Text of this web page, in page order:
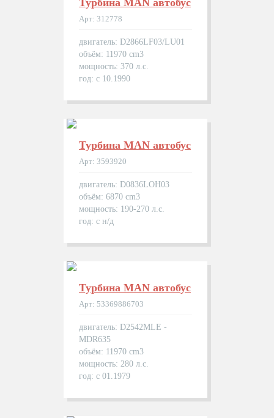
Турбина MAN автобуc
Арт: 312778
двигатель: D2866LF03/LU01
объём: 11970 cm3
мощность: 370 л.с.
год: с 10.1990
Турбина MAN автобуc
Арт: 3593920
двигатель: D0836LOH03
объём: 6870 cm3
мощность: 190-270 л.с.
год: с н/д
Турбина MAN автобуc
Арт: 53369886703
двигатель: D2542MLE -
MDR635
объём: 11970 cm3
мощность: 280 л.с.
год: с 01.1979